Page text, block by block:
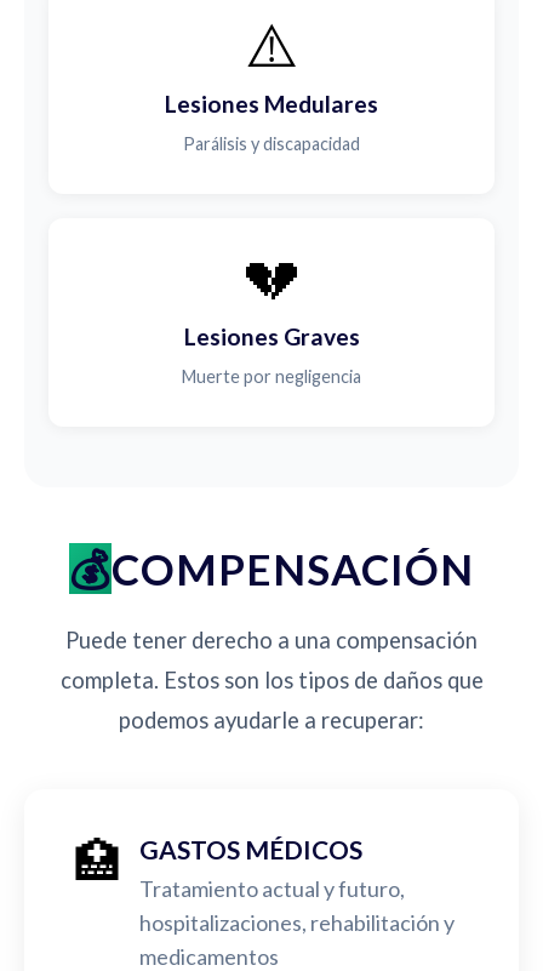
⚠️
Lesiones Medulares
Parálisis y discapacidad
💔
Lesiones Graves
Muerte por negligencia
COMPENSACIÓN
Puede tener derecho a una compensación
completa. Estos son los tipos de daños que
podemos ayudarle a recuperar:
🏥 GASTOS MÉDICOS
Tratamiento actual y futuro,
hospitalizaciones, rehabilitación y
medicamentos